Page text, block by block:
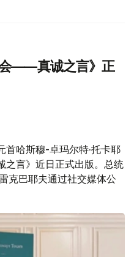
——真诚之言》正
首哈斯穆-卓玛尔特·托卡耶
言》近日正式出版。总统
克巴耶夫通过社交媒体公